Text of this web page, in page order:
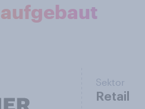
Sektor
Retail